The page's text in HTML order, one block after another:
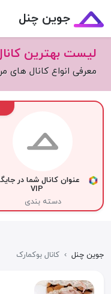
جوین چنل
لیست بهترین
معرفی انواع کانال های
عنوان کانال شما در
VIP
دسته بندی
جوین چنل › کانال بوکمارک